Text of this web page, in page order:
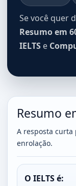
Se você quer
Resumo em
IELTS e
Resumo
A resposta curta
enrolação.
O IELTS é: